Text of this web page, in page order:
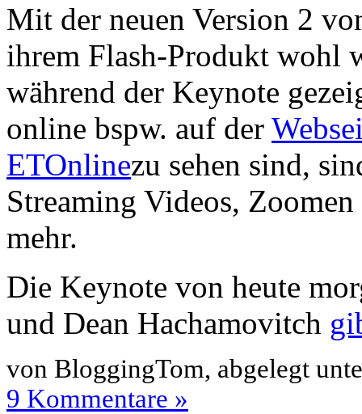
Mit der neuen Version 2
ihrem Flash-Produkt wohl
während der Keynote
online bspw. auf der
ETOnlinezu sehen sind,
Streaming Videos,
mehr.
Die Keynote von heute
und Dean Hachamovitch
von BloggingTom, abgelegt
9 Kommentare »